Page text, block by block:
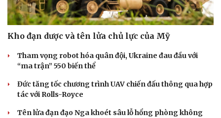
Kho đạn dược và tên lửa chủ lực của Mỹ
Tham vọng robot hóa quân đội, Ukraine đau đầu với
“ma trận” 550 biến thể
Đức tăng tốc chương trình UAV chiến đấu thông qua hợp
tác với Rolls-Royce
Tên lửa đạn đạo Nga khoét sâu lỗ hổng phòng không